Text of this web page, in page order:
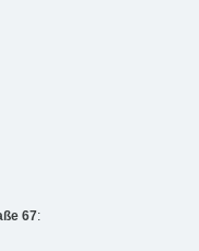
67: